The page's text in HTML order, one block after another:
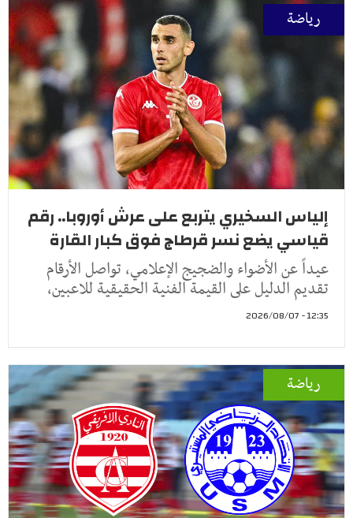
رياضة
إلياس السخيري يتربع على عرش أوروبا.. رقم
قياسي يضع نسر قرطاج فوق كبار القارة
عيداً عن الأضواء والضجيج الإعلامي، تواصل الأرقام
تقديم الدليل على القيمة الفنية الحقيقية للاعبين،
12:35 - 2026/08/07
رياضة